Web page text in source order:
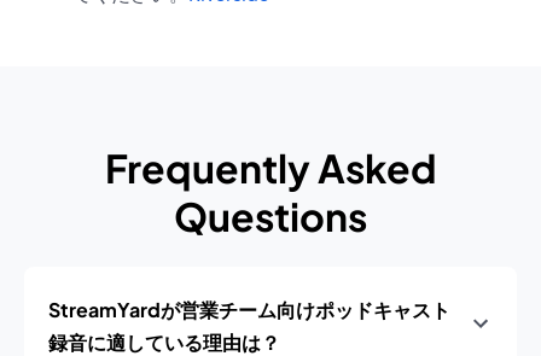
Frequently Asked
Questions
StreamYardが営業チーム向けポッドキャスト
録音に適している理由は？